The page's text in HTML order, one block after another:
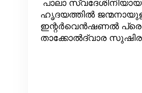
പാലാ
ഹൃദയത്തിൽ
ഇന്റർവെൻഷണൽ
താക്കോൽദ്വാര സുഷിരം